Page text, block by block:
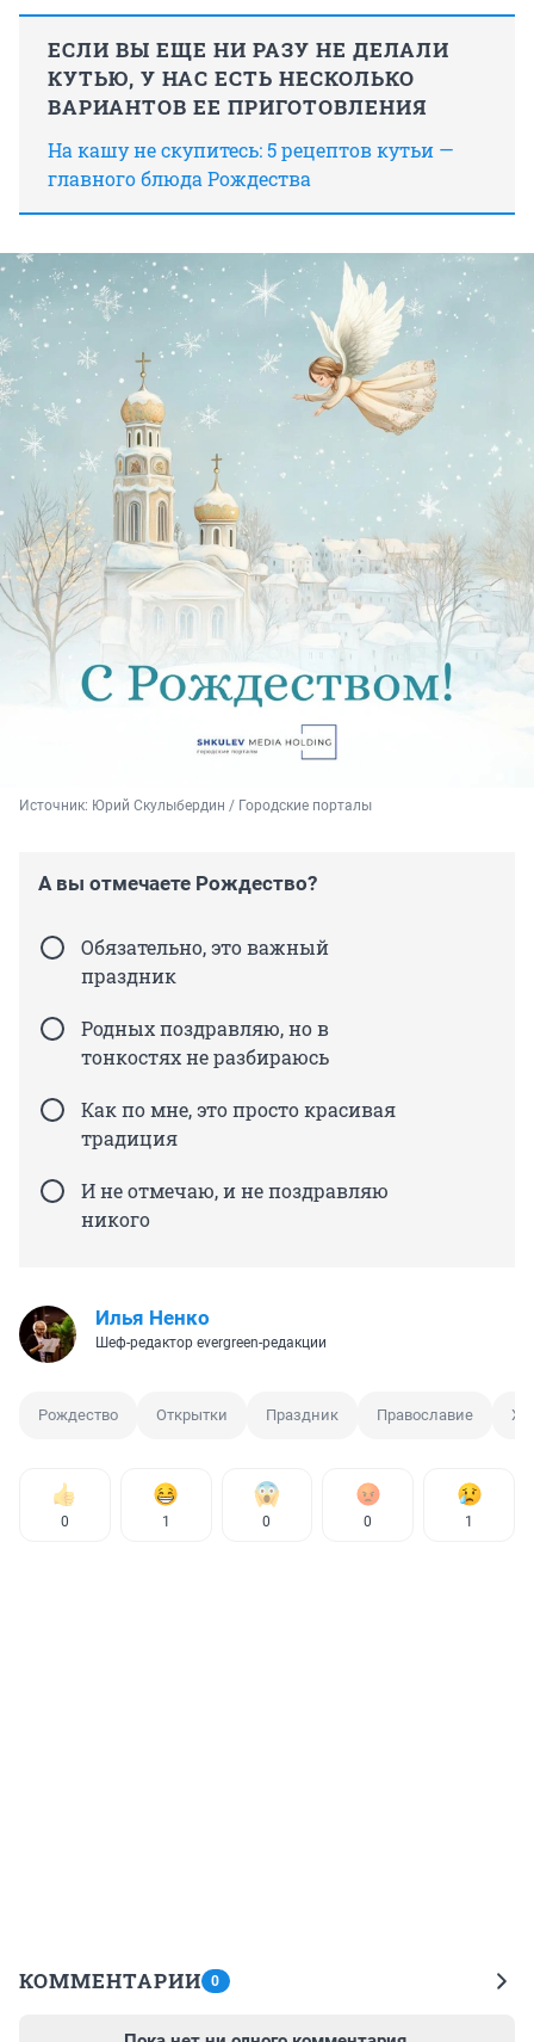
ЕСЛИ ВЫ ЕЩЕ НИ РАЗУ НЕ ДЕЛАЛИ
КУТЬЮ, У НАС ЕСТЬ НЕСКОЛЬКО
ВАРИАНТОВ ЕЕ ПРИГОТОВЛЕНИЯ
На кашу не скупитесь: 5 рецептов кутьи —
главного блюда Рождества
Источник: Юрий Скулыбердин / Городские порталы
А вы отмечаете Рождество?
Обязательно, это важный
праздник
Родных поздравляю, но в
тонкостях не разбираюсь
Как по мне, это просто красивая
традиция
И не отмечаю, и не поздравляю
никого
Илья Ненко
Шеф-редактор evergreen-редакции
Рождество Открытки Праздник Православие
0 1 0 0 1
КОММЕНТАРИИ 0